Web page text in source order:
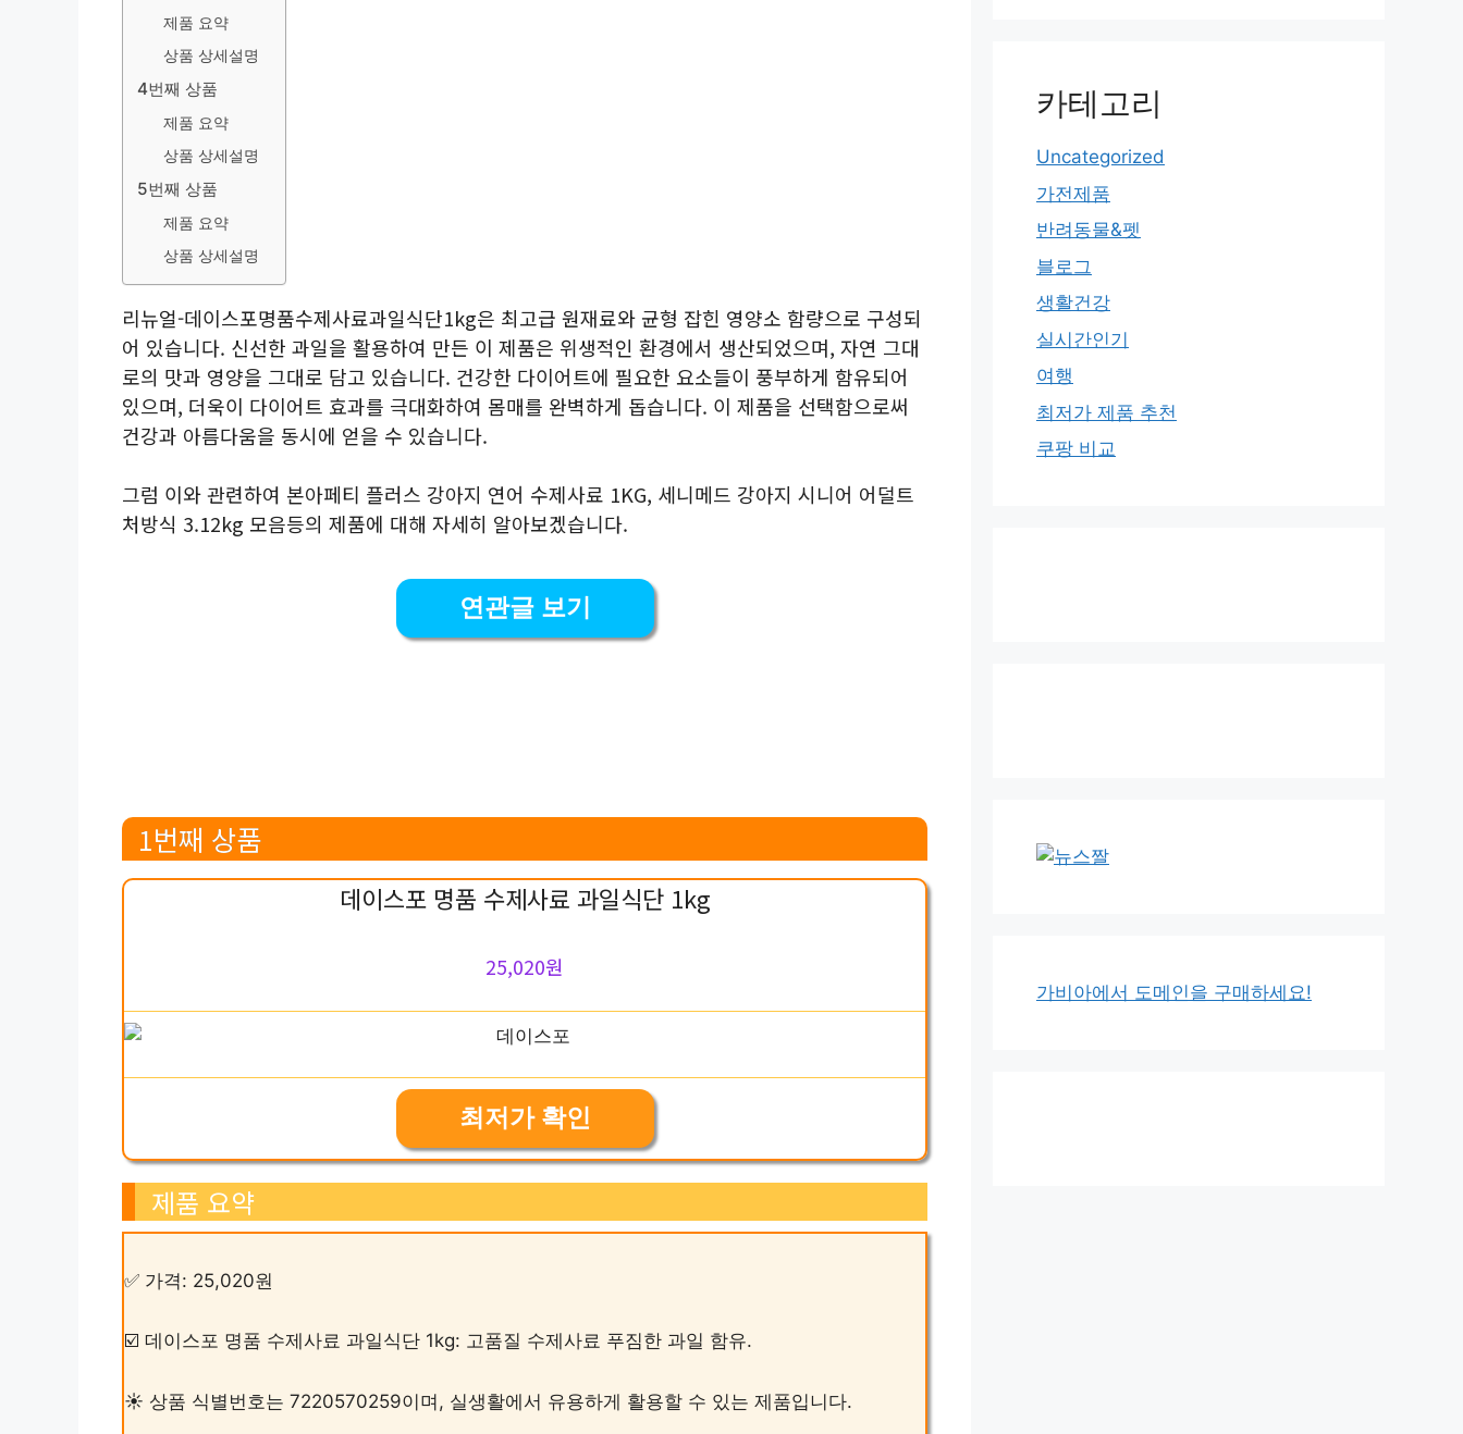
제품 요약
상품 상세설명
4번째 상품
제품 요약
상품 상세설명
5번째 상품
제품 요약
상품 상세설명
리뉴얼-데이스포명품수제사료과일식단1kg은 최고급 원재료와 균형 잡힌 영양소 함량으로 구성되
어 있습니다. 신선한 과일을 활용하여 만든 이 제품은 위생적인 환경에서 생산되었으며, 자연 그대
로의 맛과 영양을 그대로 담고 있습니다. 건강한 다이어트에 필요한 요소들이 풍부하게 함유되어
있으며, 더욱이 다이어트 효과를 극대화하여 몸매를 완벽하게 돕습니다. 이 제품을 선택함으로써
건강과 아름다움을 동시에 얻을 수 있습니다.
그럼 이와 관련하여 본아페티 플러스 강아지 연어 수제사료 1KG, 세니메드 강아지 시니어 어덜트
처방식 3.12kg 모음등의 제품에 대해 자세히 알아보겠습니다.
연관글 보기
1번째 상품
데이스포 명품 수제사료 과일식단 1kg
25,020원
최저가 확인
제품 요약
✅ 가격: 25,020원
☑️ 데이스포 명품 수제사료 과일식단 1kg: 고품질 수제사료 푸짐한 과일 함유.
☀️ 상품 식별번호는 7220570259이며, 실생활에서 유용하게 활용할 수 있는 제품입니다.
카테고리
Uncategorized
가전제품
반려동물&펫
블로그
생활건강
실시간인기
여행
최저가 제품 추천
쿠팡 비교
가비아에서 도메인을 구매하세요!